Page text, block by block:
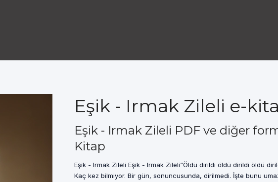
Eşik - Irmak Zileli e-
Eşik - Irmak Zileli PDF ve diğer
Kitap
Eşik - Irmak Zileli Eşik - Irmak Zileli“Öldü dirildi öldü dirildi öldü
Kaç kez bilmiyor. Bir gün, sonuncusunda, dirilmedi. İşte bunu